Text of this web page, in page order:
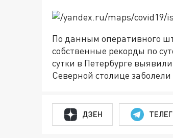
По данным оперативного
собственные рекорды по
сутки в Петербурге
Северной столице
ДЗЕН